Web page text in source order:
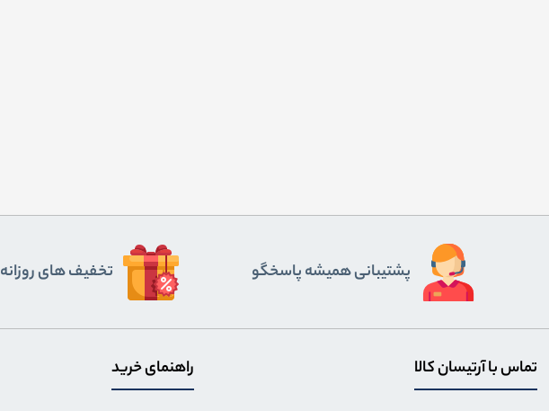
پشتیبانی همیشه پاسخگو تخفیف های روزانه
تماس با آرتیسان کالا راهنمای خرید